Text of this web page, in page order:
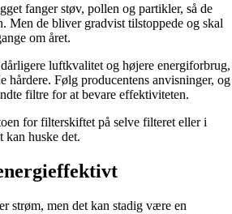
fanger støv, pollen og partikler, så de
Men de bliver gradvist tilstoppede og skal
om året.
luftkvalitet og højere energiforbrug,
hårdere. Følg producentens anvisninger, og
filtre for at bevare effektiviteten.
for filterskiftet på selve filteret eller i
kan huske det.
strøm, men det kan stadig være en